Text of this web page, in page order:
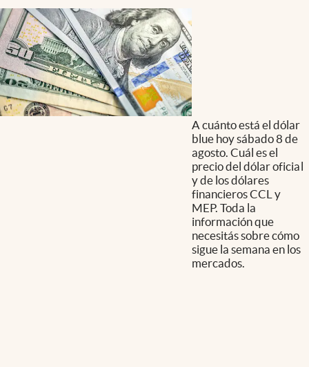
A cuánto está el dólar
blue hoy sábado 8 de
agosto. Cuál es el
precio del dólar oficial
y de los dólares
financieros CCL y
MEP. Toda la
información que
necesitás sobre cómo
sigue la semana en los
mercados.